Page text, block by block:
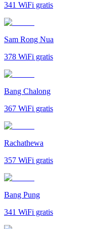
341 WiFi gratis
Sam Rong Nua
378 WiFi gratis
Bang Chalong
367 WiFi gratis
Rachathewa
357 WiFi gratis
Bang Pung
341 WiFi gratis